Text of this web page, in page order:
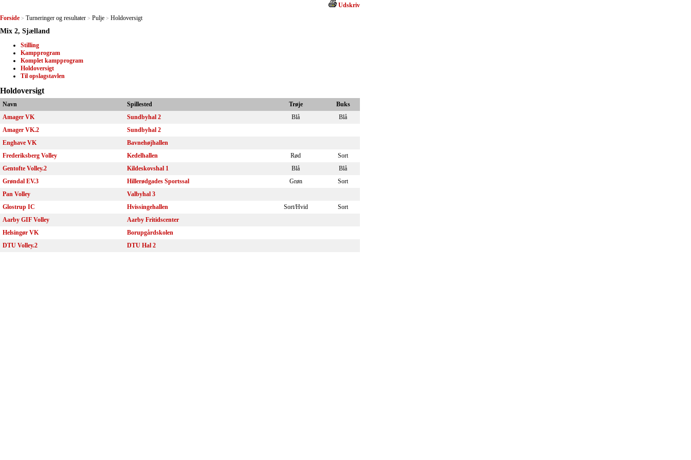
Udskriv
Forside > Turneringer og resultater > Pulje > Holdoversigt
Mix 2, Sjælland
Stilling
Kampprogram
Komplet kampprogram
Holdoversigt
Til opslagstavlen
Holdoversigt
Navn Spillested Trøje
Buks
Amager VK
Sundbyhal 2 Blå
Blå
Amager VK.2
Sundbyhal 2
Enghave VK
Bavnehøjhallen
Frederiksberg Volley
Kedelhallen Rød
Sort
Gentofte Volley.2
Kildeskovshal 1 Blå
Blå
Grøndal EV.3
Hillerødgades Sportssal Grøn
Sort
Pan Volley
Valbyhal 3
Glostrup IC
Hvissingehallen Sort/Hvid
Sort
Aarby GIF Volley
Aarby Fritidscenter
Helsingør VK
Borupgårdskolen
DTU Volley.2
DTU Hal 2